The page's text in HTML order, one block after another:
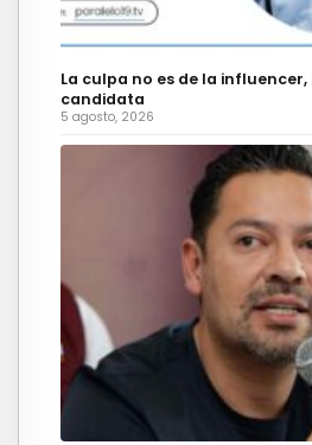
La culpa no es de la
candidata
5 agosto, 2026